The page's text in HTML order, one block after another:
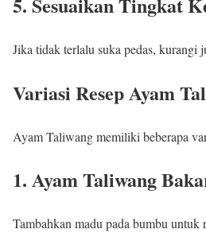
Jika tidak terlalu suka pedas, kurangi
Variasi Resep Ayam
Ayam Taliwang memiliki beberapa
1. Ayam Taliwang
Tambahkan madu pada bumbu untuk